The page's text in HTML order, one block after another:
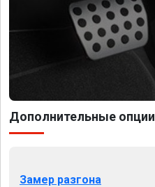
Дополнительные опции
Замер разгона